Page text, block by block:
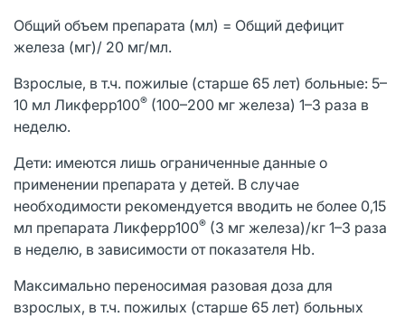
Общий объем препарата (мл) = Общий дефицит
железа (мг)/ 20 мг/мл.
Взрослые, в т.ч. пожилые (старше 65 лет) больные: 5–
10 мл Ликферр100® (100–200 мг железа) 1–3 раза в
неделю.
Дети: имеются лишь ограниченные данные о
применении препарата у детей. В случае
необходимости рекомендуется вводить не более 0,15
мл препарата Ликферр100® (3 мг железа)/кг 1–3 раза
в неделю, в зависимости от показателя Нb.
Максимально переносимая разовая доза для
взрослых, в т.ч. пожилых (старше 65 лет) больных